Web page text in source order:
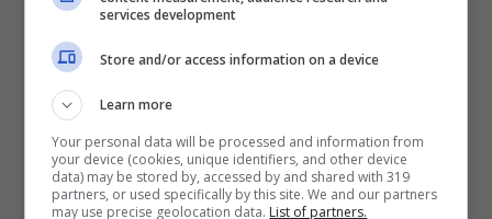
La particolarità di The Pitt rispetto ad altri
medical drama è che
ha coperto una sola giornata di lavoro
ogni episodio che racconta 60 minuti di lavoro
dei medici dell’immaginario ospedale di
Pittsburgh. Nella seconda stagione troveremo
services development
Store and/or access information on a device
Learn more
Your personal data will be processed and information from
your device (cookies, unique identifiers, and other device
data) may be stored by, accessed by and shared with 319
partners, or used specifically by this site. We and our partners
may use precise geolocation data. List of partners.